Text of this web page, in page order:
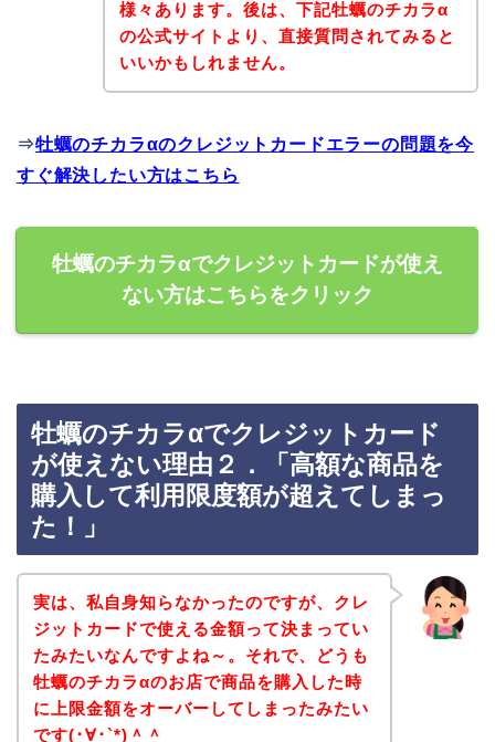
様々あります。後は、下記牡蠣のチカラα
の公式サイトより、直接質問されてみると
いいかもしれません。
⇒牡蠣のチカラαのクレジットカードエラーの問題を今
すぐ解決したい方はこちら
牡蠣のチカラαでクレジットカードが使え
ない方はこちらをクリック
牡蠣のチカラαでクレジットカード
が使えない理由２．「高額な商品を
購入して利用限度額が超えてしまっ
た！」
実は、私自身知らなかったのですが、クレ
ジットカードで使える金額って決まってい
たみたいなんですよね～。それで、どうも
牡蠣のチカラαのお店で商品を購入した時
に上限金額をオーバーしてしまったみたい
です(･∀･`*)＾＾